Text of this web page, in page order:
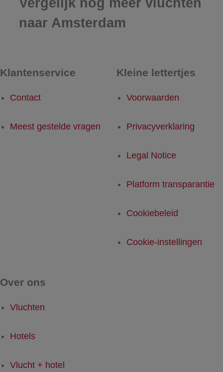
Vergelijk nog meer vluchten
naar Amsterdam
Klantenservice
Contact
Meest gestelde vragen
Kleine lettertjes
Voorwaarden
Privacyverklaring
Legal Notice
Platform transparantie
Cookiebeleid
Cookie-instellingen
Over ons
Vluchten
Hotels
Vlucht + hotel